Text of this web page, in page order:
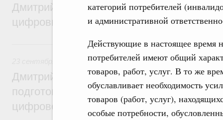
категорий потребителей
и административной
Действующие в настоящее время
потребителей имеют общий
товаров, работ, услуг. В то же
обуславливает необходимость
товаров (работ, услуг),
особые потребности,
Дмитрий Григоренко: Правительство
цифровизацию законопроектной
23 сентября 2024, понедельник
Правовые вопросы работы
Дмитрий Григоренко: Правительство
подготовки нормативных актов и
цифровой формат